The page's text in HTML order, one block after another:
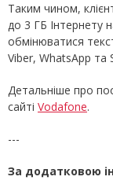
Таким чином,
до 3 ГБ Інтернету
обмінюватися
Viber, WhatsApp та
Детальніше про
сайті Vodafone.
---
За додатковою